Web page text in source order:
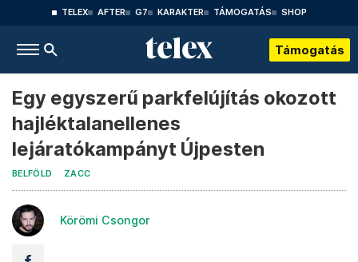
TELEX AFTER G7 KARAKTER TÁMOGATÁS SHOP
Támogatás
Egy egyszerű parkfelújítás okozott
hajléktalanellenes
lejáratókampányt Újpesten
BELFÖLD ZACC
Körömi Csongor